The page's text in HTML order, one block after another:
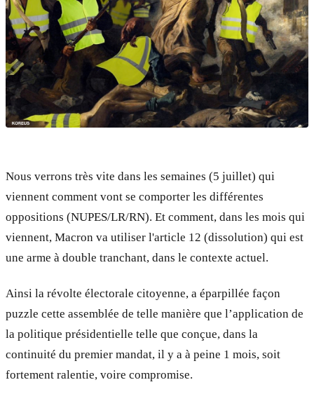
Nous verrons très vite dans les semaines (5 juillet) qui
viennent comment vont se comporter les différentes
oppositions (NUPES/LR/RN). Et comment, dans les mois qui
viennent, Macron va utiliser l'article 12 (dissolution) qui est
une arme à double tranchant, dans le contexte actuel.
Ainsi la révolte électorale citoyenne, a éparpillée façon
puzzle cette assemblée de telle manière que l’application de
la politique présidentielle telle que conçue, dans la
continuité du premier mandat, il y a à peine 1 mois, soit
fortement ralentie, voire compromise.